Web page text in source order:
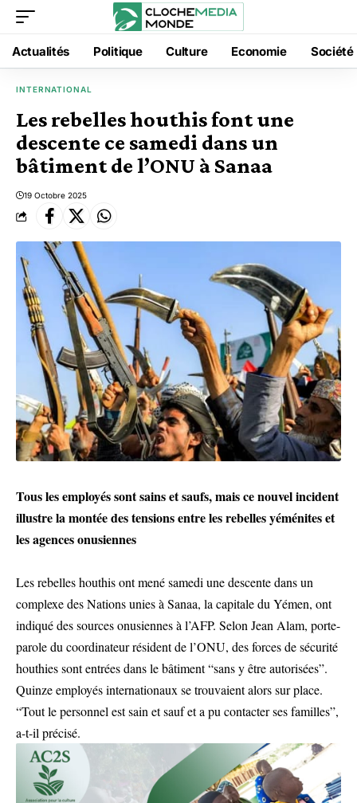
Actualités Politique Culture Economie Société
INTERNATIONAL
Les rebelles houthis font une
descente ce samedi dans un
bâtiment de l’ONU à Sanaa
19 Octobre 2025
Tous les employés sont sains et saufs, mais ce nouvel incident
illustre la montée des tensions entre les rebelles yéménites et
les agences onusiennes
Les rebelles houthis ont mené samedi une descente dans un
complexe des Nations unies à Sanaa, la capitale du Yémen, ont
indiqué des sources onusiennes à l’AFP. Selon Jean Alam, porte-
parole du coordinateur résident de l’ONU, des forces de sécurité
houthies sont entrées dans le bâtiment “sans y être autorisées”.
Quinze employés internationaux se trouvaient alors sur place.
“Tout le personnel est sain et sauf et a pu contacter ses familles”,
a-t-il précisé.